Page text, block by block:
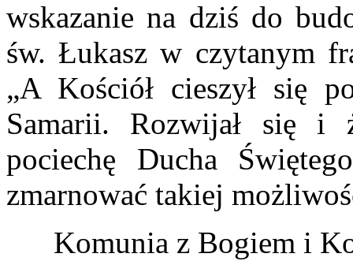
wskazanie na dziś do
św. Łukasz w czytanym
„A Kościół cieszył się
Samarii. Rozwijał się i
pociechę Ducha
zmarnować takiej
Komunia z Bogiem i